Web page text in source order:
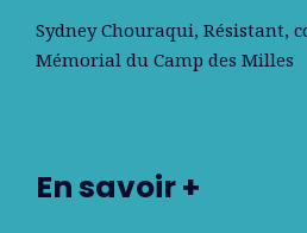
Sydney Chouraqui, Résistant,
Mémorial du Camp des Milles
En savoir +